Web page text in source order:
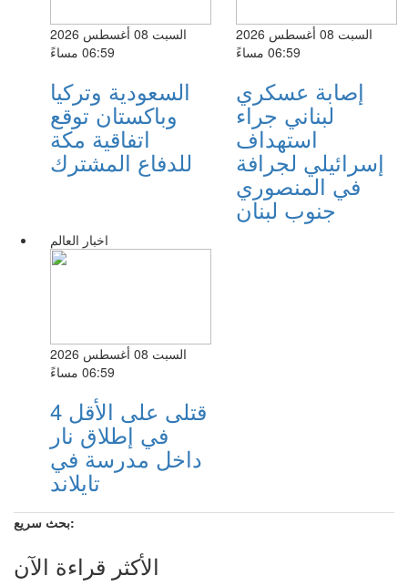
السبت 08 أغسطس 2026
06:59 مساءً
السعودية وتركيا
وباكستان توقع
اتفاقية مكة
للدفاع المشترك
السبت 08 أغسطس 2026
06:59 مساءً
إصابة عسكري
لبناني جراء
استهداف
إسرائيلي لجرافة
في المنصوري
جنوب لبنان
اخبار العالم
السبت 08 أغسطس 2026
06:59 مساءً
4 قتلى على الأقل
في إطلاق نار
داخل مدرسة في
تايلاند
بحث سريع:
الأكثر قراءة الآن